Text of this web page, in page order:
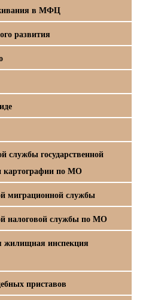
в МФЦ
развития
службы государственной
картографии по МО
миграционной службы
налоговой службы по МО
жилищная инспекция
приставов